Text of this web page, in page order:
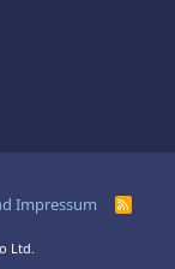
Impressum
R
Ltd.